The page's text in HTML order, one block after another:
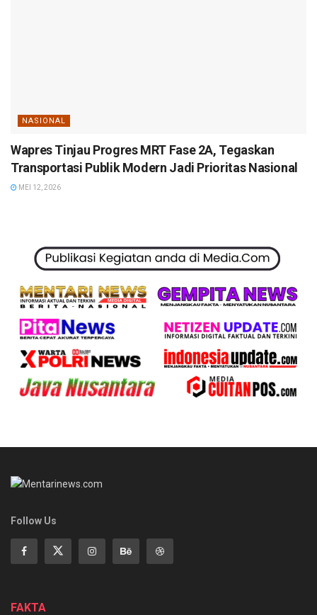
NASIONAL
Wapres Tinjau Progres MRT Fase 2A, Tegaskan
Transportasi Publik Modern Jadi Prioritas Nasional
MEI 12, 2026
Follow Us
FAKTA